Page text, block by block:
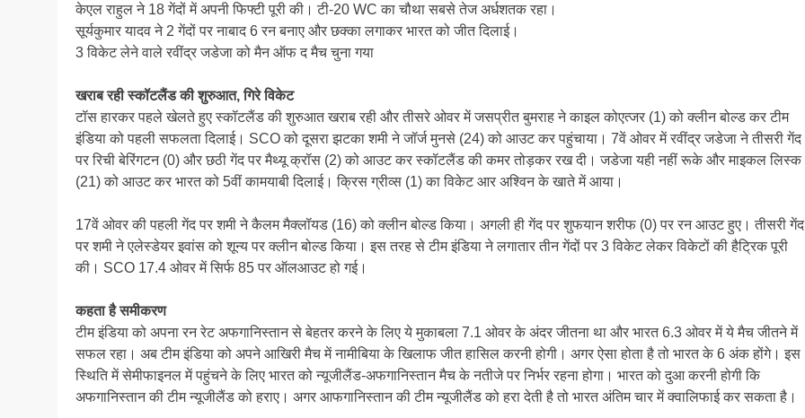
केएल राहुल ने 18 गेंदों में अपनी फिफ्टी पूरी की। टी-20 WC का चौथा सबसे तेज अर्धशतक रहा।
सूर्यकुमार यादव ने 2 गेंदों पर नाबाद 6 रन बनाए और छक्का लगाकर भारत को जीत दिलाई।
3 विकेट लेने वाले रवींद्र जडेजा को मैन ऑफ द मैच चुना गया
खराब रही स्कॉटलैंड की शुरुआत, गिरे विकेट
टॉस हारकर पहले खेलते हुए स्कॉटलैंड की शुरुआत खराब रही और तीसरे ओवर में जसप्रीत बुमराह ने काइल कोएत्जर (1) को क्लीन बोल्ड कर टीम
इंडिया को पहली सफलता दिलाई। SCO को दूसरा झटका शमी ने जॉर्ज मुनसे (24) को आउट कर पहुंचाया। 7वें ओवर में रवींद्र जडेजा ने तीसरी गेंद
पर रिची बेरिंगटन (0) और छठी गेंद पर मैथ्यू क्रॉस (2) को आउट कर स्कॉटलैंड की कमर तोड़कर रख दी। जडेजा यही नहीं रूके और माइकल लिस्क
(21) को आउट कर भारत को 5वीं कामयाबी दिलाई। क्रिस ग्रीव्स (1) का विकेट आर अश्विन के खाते में आया।
17वें ओवर की पहली गेंद पर शमी ने कैलम मैक्लॉयड (16) को क्लीन बोल्ड किया। अगली ही गेंद पर शुफयान शरीफ (0) पर रन आउट हुए। तीसरी गेंद
पर शमी ने एलेस्डेयर इवांस को शून्य पर क्लीन बोल्ड किया। इस तरह से टीम इंडिया ने लगातार तीन गेंदों पर 3 विकेट लेकर विकेटों की हैट्रिक पूरी
की। SCO 17.4 ओवर में सिर्फ 85 पर ऑलआउट हो गई।
कहता है समीकरण
टीम इंडिया को अपना रन रेट अफगानिस्तान से बेहतर करने के लिए ये मुकाबला 7.1 ओवर के अंदर जीतना था और भारत 6.3 ओवर में ये मैच जीतने में
सफल रहा। अब टीम इंडिया को अपने आखिरी मैच में नामीबिया के खिलाफ जीत हासिल करनी होगी। अगर ऐसा होता है तो भारत के 6 अंक होंगे। इस
स्थिति में सेमीफाइनल में पहुंचने के लिए भारत को न्यूजीलैंड-अफगानिस्तान मैच के नतीजे पर निर्भर रहना होगा। भारत को दुआ करनी होगी कि
अफगानिस्तान की टीम न्यूजीलैंड को हराए। अगर आफगानिस्तान की टीम न्यूजीलैंड को हरा देती है तो भारत अंतिम चार में क्वालिफाई कर सकता है।